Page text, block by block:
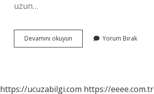
uzun…
Devamını okuyun
Ömürlü
Yorum Bırak
https://ucuzabilgi.com https://eeee.com.tr